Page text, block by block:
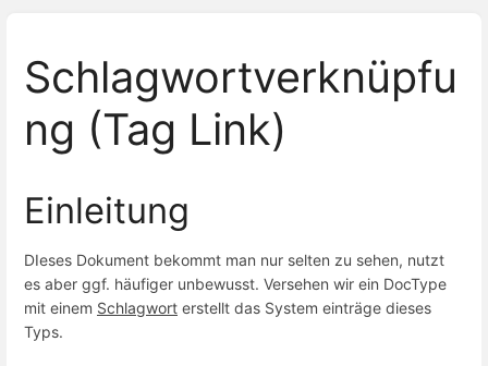
Schlagwortverknüpfu
ng (Tag Link)
Einleitung
DIeses Dokument bekommt man nur selten zu sehen, nutzt
es aber ggf. häufiger unbewusst. Versehen wir ein DocType
mit einem Schlagwort erstellt das System einträge dieses
Typs.